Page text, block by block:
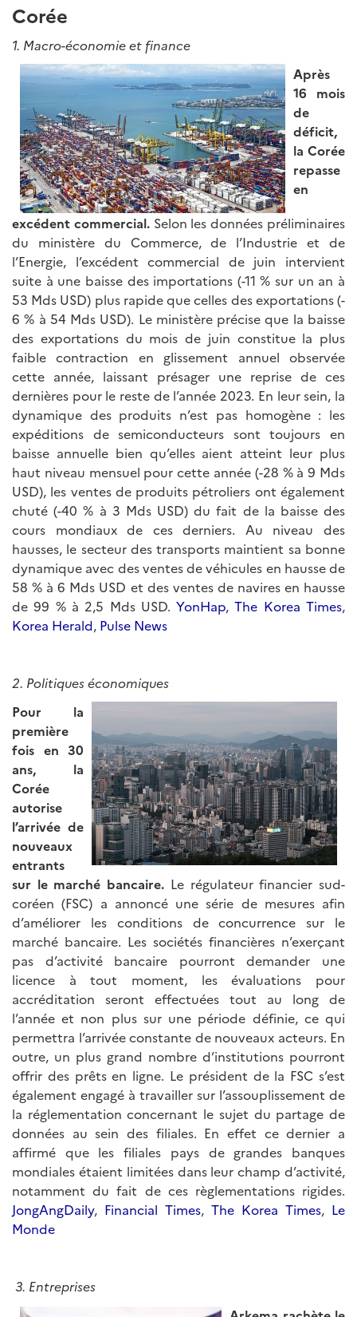
Corée
1. Macro-économie et finance
Après
16 mois
de
déficit,
la Corée
repasse
en
excédent commercial. Selon les données préliminaires
du ministère du Commerce, de l’Industrie et de
l’Energie, l’excédent commercial de juin intervient
suite à une baisse des importations (-11 % sur un an à
53 Mds USD) plus rapide que celles des exportations (-
6 % à 54 Mds USD). Le ministère précise que la baisse
des exportations du mois de juin constitue la plus
faible contraction en glissement annuel observée
cette année, laissant présager une reprise de ces
dernières pour le reste de l’année 2023. En leur sein, la
dynamique des produits n’est pas homogène : les
expéditions de semiconducteurs sont toujours en
baisse annuelle bien qu’elles aient atteint leur plus
haut niveau mensuel pour cette année (-28 % à 9 Mds
USD), les ventes de produits pétroliers ont également
chuté (-40 % à 3 Mds USD) du fait de la baisse des
cours mondiaux de ces derniers. Au niveau des
hausses, le secteur des transports maintient sa bonne
dynamique avec des ventes de véhicules en hausse de
58 % à 6 Mds USD et des ventes de navires en hausse
de 99 % à 2,5 Mds USD.YonHap,The Korea Times,
Korea Herald, Pulse News
2. Politiques économiques
Pour la
première
fois en 30
ans, la
Corée
autorise
l’arrivée de
nouveaux
entrants
sur le marché bancaire. Le régulateur financier sud-
coréen (FSC) a annoncé une série de mesures afin
d’améliorer les conditions de concurrence sur le
marché bancaire. Les sociétés financières n’exerçant
pas d’activité bancaire pourront demander une
licence à tout moment, les évaluations pour
accréditation seront effectuées tout au long de
l’année et non plus sur une période définie, ce qui
permettra l’arrivée constante de nouveaux acteurs. En
outre, un plus grand nombre d’institutions pourront
offrir des prêts en ligne. Le président de la FSC s’est
également engagé à travailler sur l’assouplissement de
la réglementation concernant le sujet du partage de
données au sein des filiales. En effet ce dernier a
affirmé que les filiales pays de grandes banques
mondiales étaient limitées dans leur champ d’activité,
notamment du fait de ces règlementations rigides.
JongAngDaily, Financial Times, The Korea Times, Le
Monde
3. Entreprises